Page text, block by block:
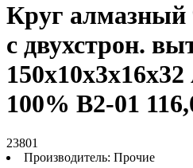
Круг алмазный
с двухстрон.
100% В2-01
23801
Производитель: Прочие